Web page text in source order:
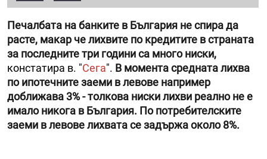
Печалбата на банките в България не спира да
расте, макар че лихвите по кредитите в страната
за последните три години са много ниски,
констатира в. "Сега". В момента средната лихва
по ипотечните заеми в левове например
доближава 3% - толкова ниски лихви реално не е
имало никога в България. По потребителските
заеми в левове лихвата се задържа около 8%.